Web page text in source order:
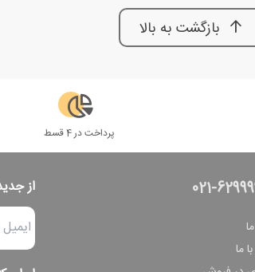
بازگشت به بالا
پرداخت در 4 قسط
021-
ما
از